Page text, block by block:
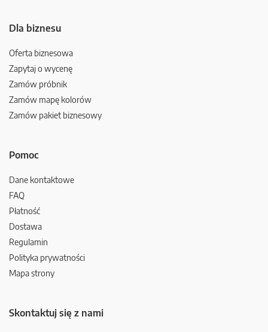
Dla biznesu
Oferta biznesowa
Zapytaj o wycenę
Zamów próbnik
Zamów mapę kolorów
Zamów pakiet biznesowy
Pomoc
Dane kontaktowe
FAQ
Płatność
Dostawa
Regulamin
Polityka prywatności
Mapa strony
Skontaktuj się z nami